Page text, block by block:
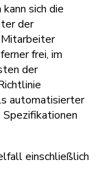
sich die
der
Mitarbeiter
frei, im
der
automatisierter
Spezifikationen
einschließlich